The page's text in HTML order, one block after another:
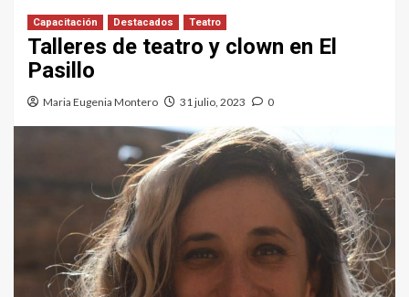
Capacitación Destacados Teatro
Talleres de teatro y clown en El
Pasillo
Maria Eugenia Montero 31 julio, 2023 0